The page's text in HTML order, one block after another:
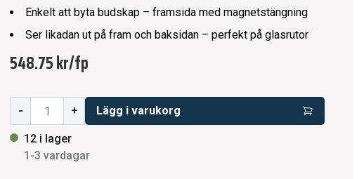
Enkelt att byta budskap – framsida med magnetstängning
Ser likadan ut på fram och baksidan – perfekt på glasrutor
548.75 kr/fp
- + Lägg i varukorg
12 i lager
1-3 vardagar